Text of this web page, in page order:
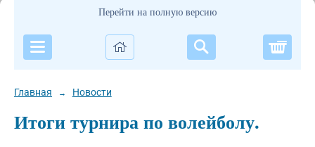
Перейти на полную версию
Главная → Новости
Итоги турнира по волейболу.